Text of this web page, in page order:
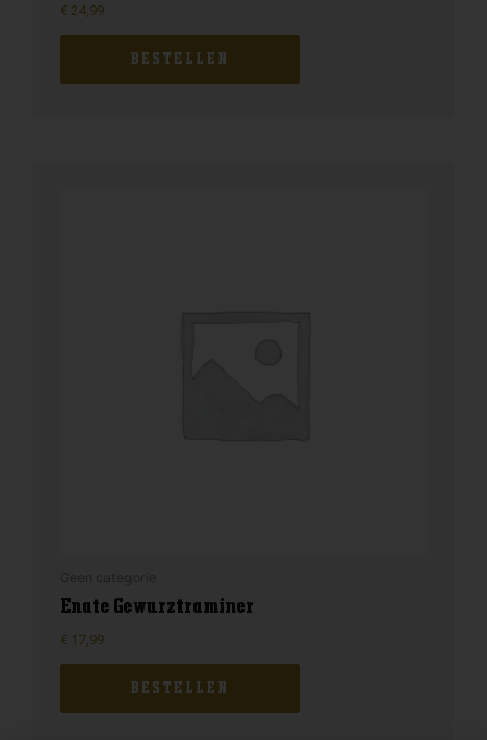
€ 24,99
BESTELLEN
Enate Gewurztraminer
€ 17,99
BESTELLEN